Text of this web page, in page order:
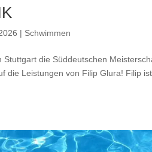
| Schwimmen
Stuttgart die Süddeutschen
die Leistungen von Filip Glura! Filip